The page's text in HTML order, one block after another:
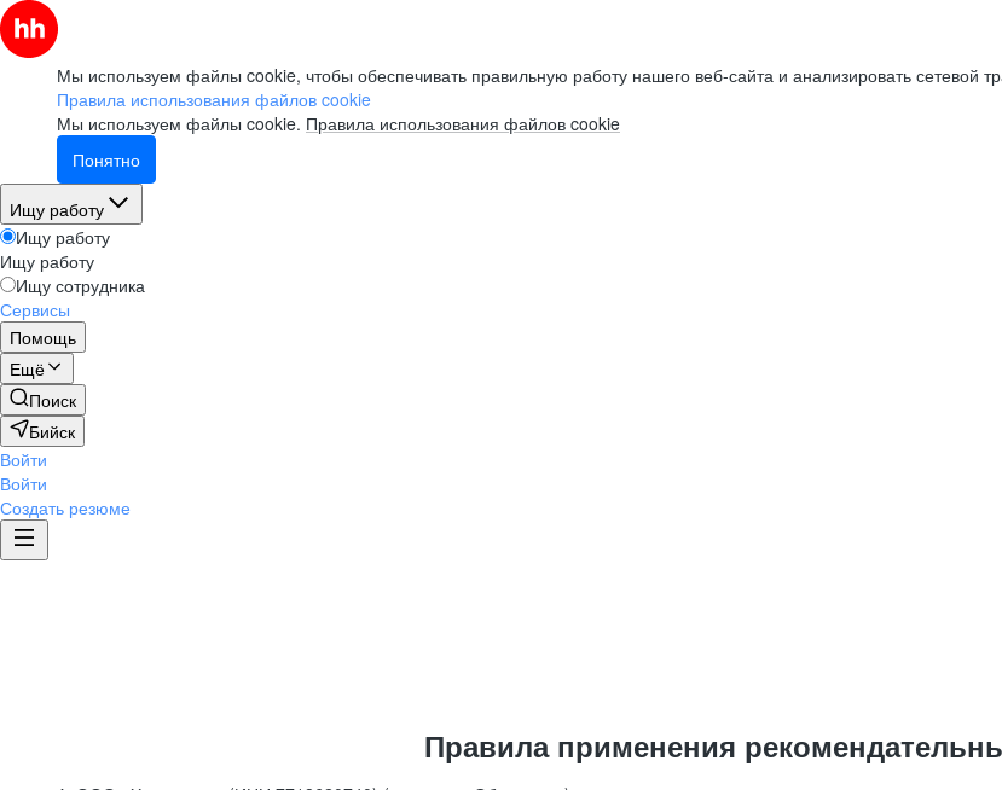
Мы используем файлы cookie, чтобы обеспечивать правильную работу нашего веб-сайта и анализировать сетевой
Правила использования файлов cookie
Мы используем файлы cookie. Правила использования файлов cookie
Понятно
Ищу работу
Ищу работу
Ищу работу
Ищу сотрудника
Сервисы
Помощь
Ещё
Поиск
Бийск
Войти
Войти
Создать резюме
Правила применения